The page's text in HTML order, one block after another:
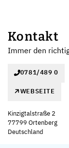
Kontakt
Immer den
0781/489 0
WEBSEITE
Kinzigtalstraße 2
77799 Ortenberg
Deutschland